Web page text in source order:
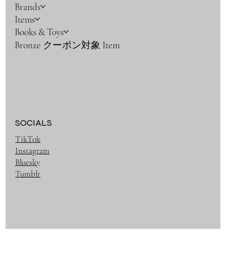
Brands
Items
Books & Toys
Bronze クーポン対象 Item
SOCIALS
TikTok
Instagram
Bluesky
Tumblr